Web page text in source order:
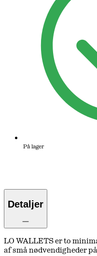
På lager
Detaljer
LO WALLETS er to
af små nødvendigheder